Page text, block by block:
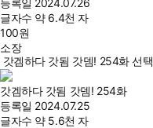
등록일 2024.07.26
글자수 약 6.4천 자
100원
소장
갓겜하다 갓됨 갓뎀! 254화 선택
갓겜하다 갓됨 갓뎀! 254화
등록일 2024.07.25
글자수 약 5.6천 자